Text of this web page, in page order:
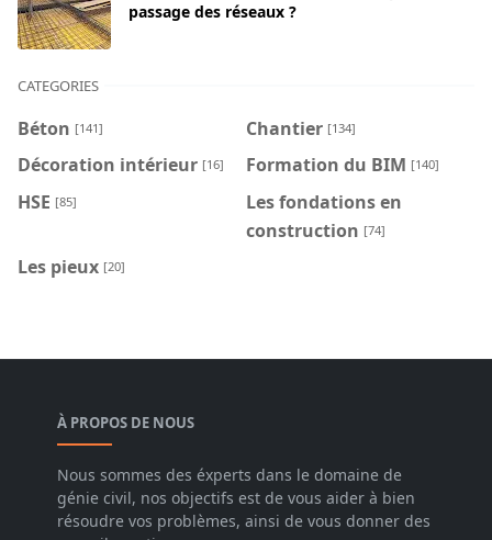
passage des réseaux ?
CATEGORIES
Béton [141] Chantier [134]
Décoration intérieur [16] Formation du BIM [140]
HSE [85]
Les fondations en
construction [74]
Les pieux [20]
À PROPOS DE NOUS
Nous sommes des éxperts dans le domaine de
génie civil, nos objectifs est de vous aider à bien
résoudre vos problèmes, ainsi de vous donner des